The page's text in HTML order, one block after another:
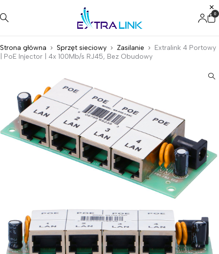
0
Strona główna Sprzęt sieciowy Zasilanie
Extralink 4 Portowy
| PoE Injector | 4x 100Mb/s RJ45, Bez Obudowy